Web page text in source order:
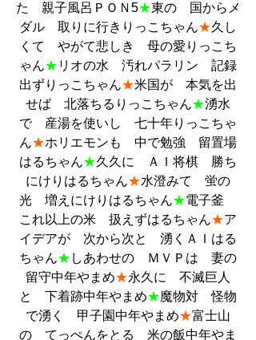
た　親子風呂ＰＯＮ5★東の　国からメ
ダル　取りに行きりっこちゃん★久し
くて　やがて悲しき　母の愛りっこち
ゃん★ リオの水　汚れパラリン　記録
出ずりっこちゃん★米国が　本気を出
せば　北落ちるりっこちゃん★湧水
で　産湯を使いし　七十年りっこちゃ
ん★ホリエモンも　中で勉強　留置場
はるちゃん★久久に　ＡＩ将棋　勝ち
にけりはるちゃん★水澄みて　蛍の
光　増えにけりはるちゃん★電子釜
これ以上の米　扱えずはるちゃん★ア
イデアが　次から次と　湧くＡＩはる
ちゃん★ しあわせの　ＭＶＰは　妻の
留守中年やまめ★永久に　不滅巨人
と　下着跡中年やまめ★魔物対　怪物
で湧く　甲子園中年やまめ★富士山
の　てっぺんをとる　米の飯中年やま